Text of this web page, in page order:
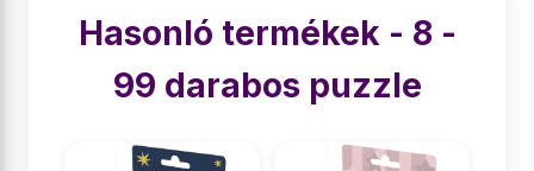
Hasonló termékek - 8 -
99 darabos puzzle